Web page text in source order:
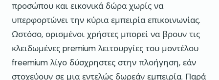
προσώπου και εικονικά δώρα χωρίς να
υπερφορτώνει την κύρια εμπειρία επικοινωνίας.
Ωστόσο, ορισμένοι χρήστες μπορεί να βρουν τις
κλειδωμένες premium λειτουργίες του μοντέλου
freemium λίγο δύσχρηστες στην πλοήγηση, εάν
στοχεύουν σε μια εντελώς δωρεάν εμπειρία. Παρά